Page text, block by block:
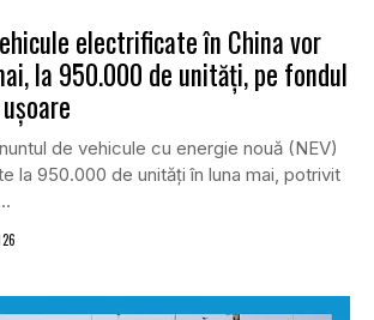
electrificate în China vor
la 950.000 de unități, pe fondul
de vehicule cu energie nouă (NEV)
la 950.000 de unități în luna mai, potrivit